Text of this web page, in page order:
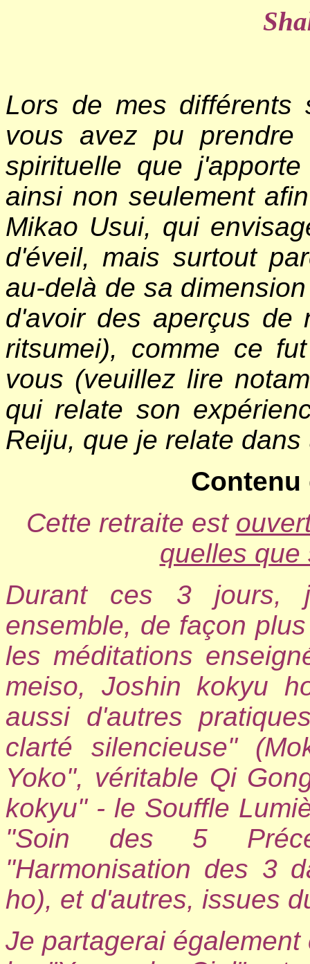
Lors de mes différents
vous avez pu prendre
spirituelle que
ainsi non seulement
Mikao Usui, qui
d'éveil, mais surtout
au-delà de sa
d'avoir des aperçus de
ritsumei), comme ce
vous (veuillez lire
qui relate son
Reiju, que je relate
Contenu
Cette retraite est
quelles que
Durant ces 3 jours,
ensemble, de façon
les méditations
meiso, Joshin kokyu
aussi d'autres
clarté silencieuse"
Yoko", véritable Qi
kokyu" - le Souffle
"Soin des 5
"Harmonisation des 3
ho), et d'autres, issues
Je partagerai